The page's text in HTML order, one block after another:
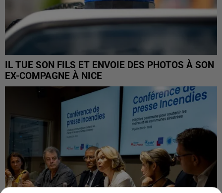
IL TUE SON FILS ET ENVOIE DES PHOTOS À SON
EX-COMPAGNE À NICE